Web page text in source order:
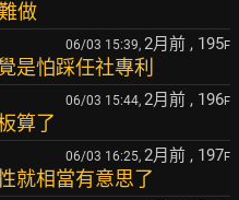
做
06/03 15:39, 2月前 , 195F
是怕踩任社專利
06/03 15:44, 2月前 , 196F
算了
06/03 16:25, 2月前 , 197F
就相當有意思了